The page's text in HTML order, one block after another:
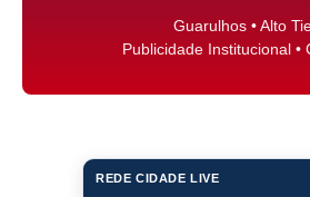
Guarulhos • Alto
Publicidade Institucional •
REDE CIDADE LIVE